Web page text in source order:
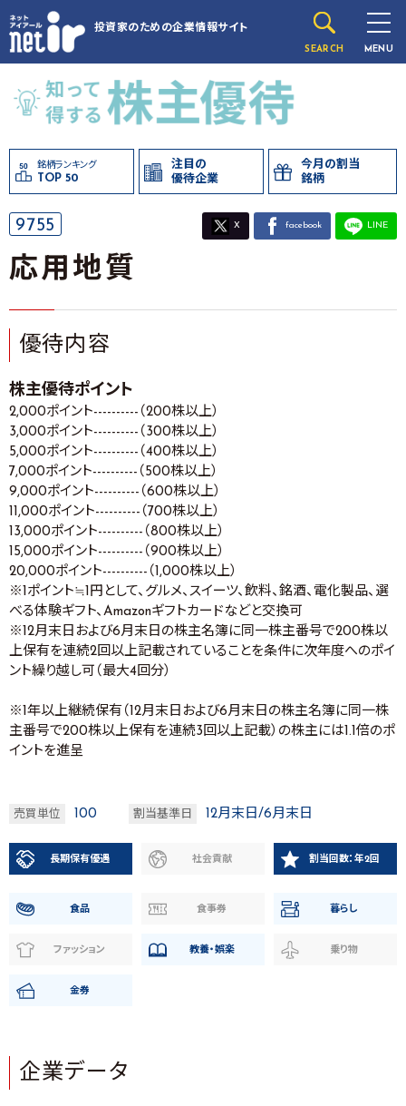
投資家のための企業情報サイト
SEARCH MENU
銘柄ランキング
TOP 50
注目の
優待企業
今月の割当
銘柄
9755 X facebook LINE
応用地質
優待内容
株主優待ポイント
2,000ポイント----------（200株以上）
3,000ポイント----------（300株以上）
5,000ポイント----------（400株以上）
7,000ポイント----------（500株以上）
9,000ポイント----------（600株以上）
11,000ポイント----------（700株以上）
13,000ポイント----------（800株以上）
15,000ポイント----------（900株以上）
20,000ポイント----------（1,000株以上）
※1ポイント≒1円として、グルメ、スイーツ、飲料、銘酒、電化製品、選
べる体験ギフト、Amazonギフトカードなどと交換可
※12月末日および6月末日の株主名簿に同一株主番号で200株以
上保有を連続2回以上記載されていることを条件に次年度へのポイ
ント繰り越し可（最大4回分）
※1年以上継続保有（12月末日および6月末日の株主名簿に同一株
主番号で200株以上保有を連続3回以上記載）の株主には1.1倍のポ
イントを進呈
売買単位 100 割当基準日 12月末日/6月末日
長期保有優遇 社会貢献 割当回数：年2回
食品 食事券 暮らし
ファッション 教養・娯楽 乗り物
金券
企業データ